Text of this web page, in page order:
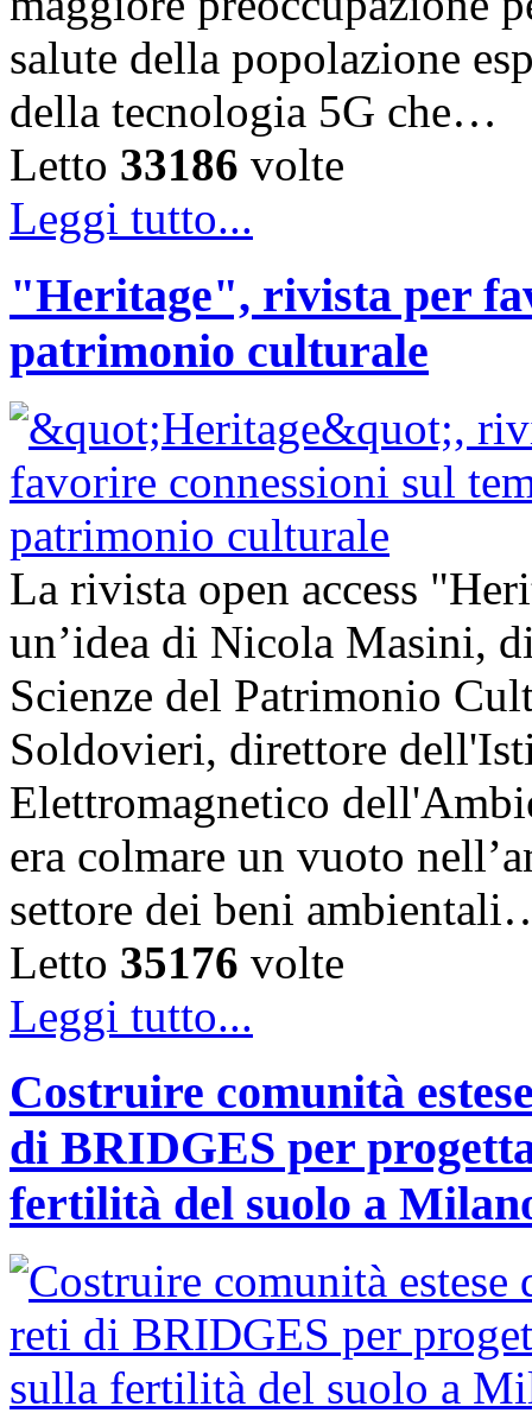
salute della popolazione
della tecnologia 5G che…
Letto 33186 volte
Leggi tutto...
"Heritage", rivista per
patrimonio culturale
La rivista open access
un’idea di Nicola Masini,
Scienze del Patrimonio
Soldovieri, direttore
Elettromagnetico
era colmare un vuoto
settore dei beni
Letto 35176 volte
Leggi tutto...
Costruire comunità
di BRIDGES per
fertilità del suolo a